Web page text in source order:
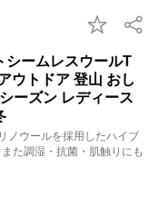
シームレスウールT
ウトドア 登山 おし
ーズン レディース
ノウールを採用したハイブ
た調湿・抗菌・肌触りにも